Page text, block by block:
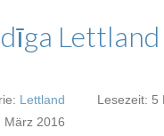
Lettland
Lesezeit: 5
März 2016